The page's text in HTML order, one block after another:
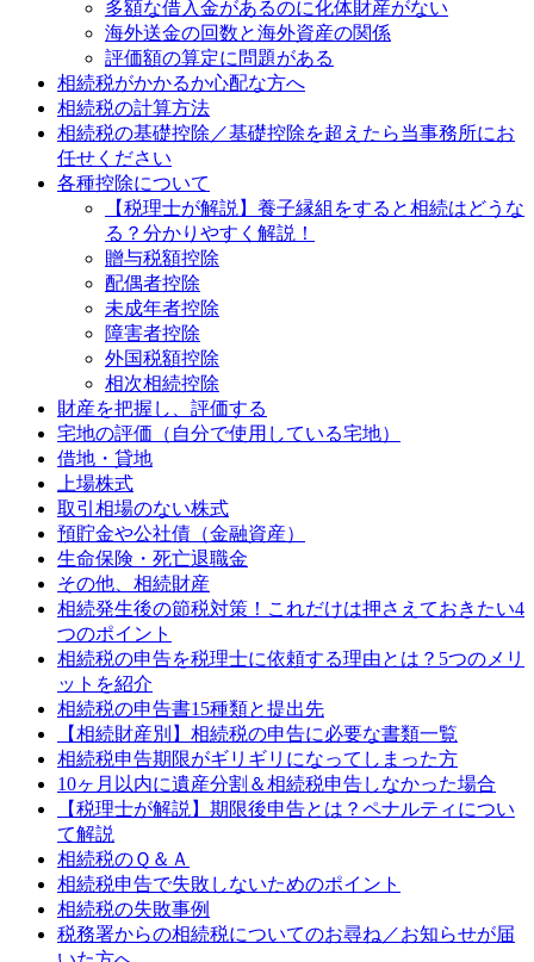
多額な借入金があるのに化体財産がない
海外送金の回数と海外資産の関係
評価額の算定に問題がある
相続税がかかるか心配な方へ
相続税の計算方法
相続税の基礎控除／基礎控除を超えたら当事務所にお
任せください
各種控除について
【税理士が解説】養子縁組をすると相続はどうな
る？分かりやすく解説！
贈与税額控除
配偶者控除
未成年者控除
障害者控除
外国税額控除
相次相続控除
財産を把握し、評価する
宅地の評価（自分で使用している宅地）
借地・貸地
上場株式
取引相場のない株式
預貯金や公社債（金融資産）
生命保険・死亡退職金
その他、相続財産
相続発生後の節税対策！これだけは押さえておきたい4
つのポイント
相続税の申告を税理士に依頼する理由とは？5つのメリ
ットを紹介
相続税の申告書15種類と提出先
【相続財産別】相続税の申告に必要な書類一覧
相続税申告期限がギリギリになってしまった方
10ヶ月以内に遺産分割＆相続税申告しなかった場合
【税理士が解説】期限後申告とは？ペナルティについ
て解説
相続税のＱ＆Ａ
相続税申告で失敗しないためのポイント
相続税の失敗事例
税務署からの相続税についてのお尋ね／お知らせが届